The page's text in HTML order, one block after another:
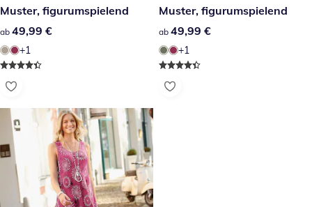
Muster, figurumspielend
49,99 €
ab 49,99 €
+1
Muster, figurumspielend
49,99 €
ab 49,99 €
+1